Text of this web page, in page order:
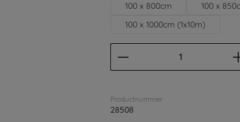
100 x 800cm
100 x
100 x 1000cm (1x10m)
Productnummer:
28508